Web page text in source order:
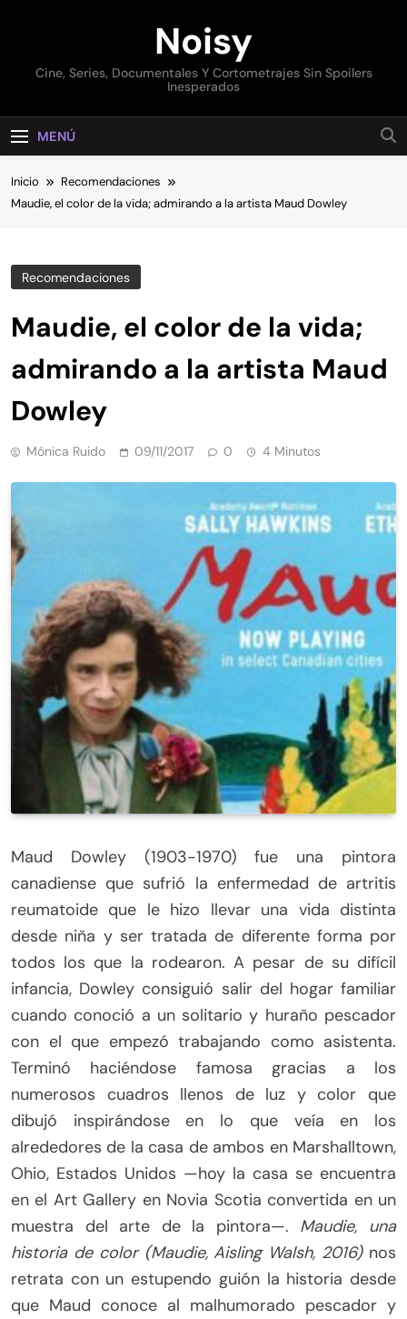
Noisy
Cine, Series, Documentales Y Cortometrajes Sin Spoilers
Inesperados
MENÚ
Inicio
Recomendaciones
Maudie, el color de la vida; admirando a la artista Maud Dowley
Recomendaciones
Maudie, el color de la vida;
admirando a la artista Maud
Dowley
Mónica Ruido 09/11/2017 0 4 Minutos
Maud Dowley (1903-1970) fue una pintora
canadiense que sufrió la enfermedad de artritis
reumatoide que le hizo llevar una vida distinta
desde niña y ser tratada de diferente forma por
todos los que la rodearon. A pesar de su difícil
infancia, Dowley consiguió salir del hogar familiar
cuando conoció a un solitario y huraño pescador
con el que empezó trabajando como asistenta.
Terminó haciéndose famosa gracias a los
numerosos cuadros llenos de luz y color que
dibujó inspirándose en lo que veía en los
alrededores de la casa de ambos en Marshalltown,
Ohio, Estados Unidos —hoy la casa se encuentra
en el Art Gallery en Novia Scotia convertida en un
muestra del arte de la pintora—. Maudie, una
historia de color (Maudie, Aisling Walsh, 2016)nos
retrata con un estupendo guión la historia desde
que Maud conoce al malhumorado pescador y